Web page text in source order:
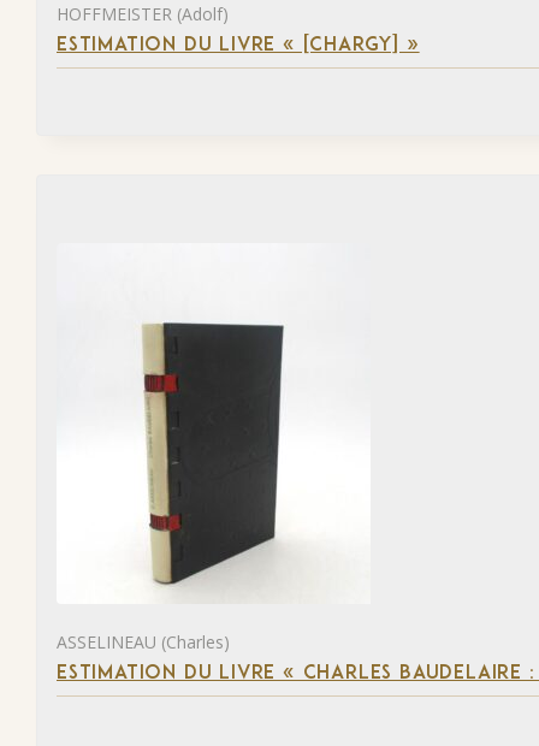
HOFFMEISTER (Adolf)
ESTIMATION DU LIVRE « [CHARGY] »
ASSELINEAU (Charles)
ESTIMATION DU LIVRE « CHARLES BAUDELAIRE